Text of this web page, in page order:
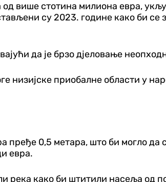
више стотина милиона евра,
су 2023. године како би се
да је брзо д‌јеловање
низијске приобалне области у
0,5 метара, што би могло да
евра.
река како би штитили насеља од